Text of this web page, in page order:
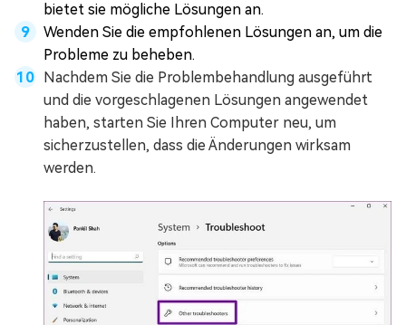
bietet sie mögliche Lösungen an.
Wenden Sie die empfohlenen Lösungen an, um die
Probleme zu beheben.
Nachdem Sie die Problembehandlung ausgeführt
und die vorgeschlagenen Lösungen angewendet
haben, starten Sie Ihren Computer neu, um
sicherzustellen, dass die Änderungen wirksam
werden.